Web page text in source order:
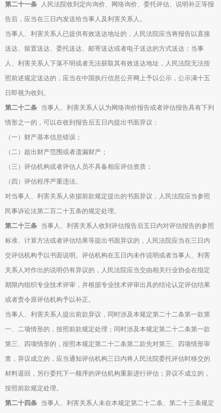
第二十一条 人民法院收到定向询价、网络询价、委托评估、说明补正等报
告后，应当在三日内发送给当事人及利害关系人。
当事人、利害关系人已提供有效送达地址的，人民法院应当将报告以直接
送达、留置送达、委托送达、邮寄送达或者电子送达的方式送达；当事
人、利害关系人下落不明或者无法获取其有效送达地址，人民法院无法按
照前述规定送达的，应当在中国执行信息公开网上予以公示，公示满十五
日即视为收到。
第二十二条 当事人、利害关系人认为网络询价报告或者评估报告具有下列
情形之一的，可以在收到报告后五日内提出书面异议：
（一）财产基本信息错误；
（二）超出财产范围或者遗漏财产；
（三）评估机构或者评估人员不具备相应评估资质；
（四）评估程序严重违法。
对当事人、利害关系人依据前款规定提出的书面异议，人民法院应当参照
民事诉讼法第二百二十五条的规定处理。
第二十三条 当事人、利害关系人收到评估报告后五日内对评估报告的参照
标准、计算方法或者评估结果等提出书面异议的，人民法院应当在三日内
交评估机构予以书面说明。评估机构在五日内未作说明或者当事人、利害
关系人对作出的说明仍有异议的，人民法院应当交由相关行业协会在指定
期限内组织专业技术评审，并根据专业技术评审出具的结论认定评估结果
或者责令原评估机构予以补正。
当事人、利害关系人提出前款异议，同时涉及本规定第二十二条第一款第
一、二项情形的，按照前款规定处理；同时涉及本规定第二十二条第一款
第三、四项情形的，按照本规定第二十二条第二款先对第三、四项情形审
查，异议成立的，应当通知评估机构三日内将人民法院委托评估时移交的
材料退回，另行委托下一顺序的评估机构重新进行评估；异议不成立的，
按照前款规定处理。
第二十四条 当事人、利害关系人未在本规定第二十二条、第二十三条规定